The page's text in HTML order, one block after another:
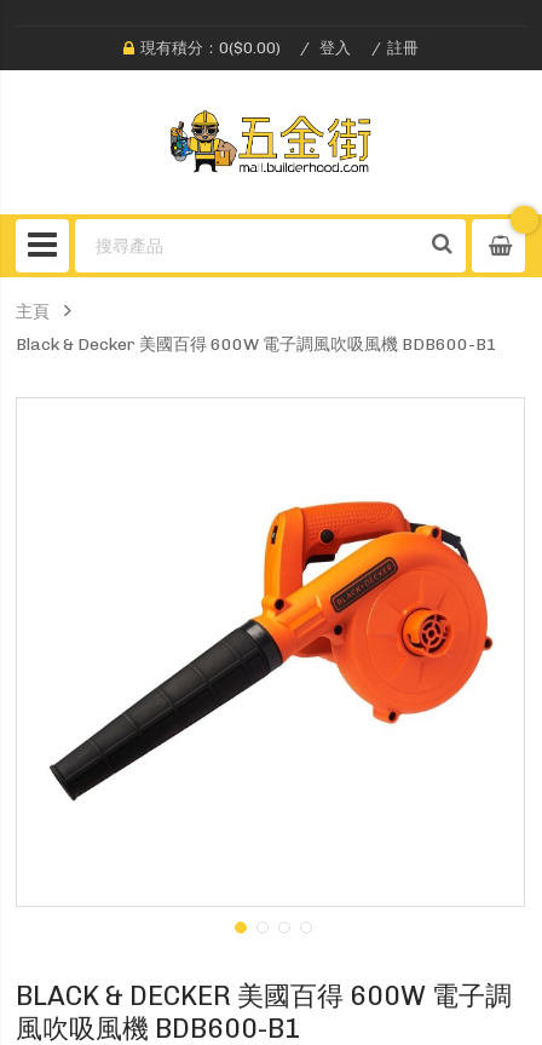
現有積分：0($0.00) 登入 註冊
主頁
Black & Decker 美國百得 600W 電子調風吹吸風機 BDB600-B1
BLACK & DECKER 美國百得 600W 電子調
風吹吸風機 BDB600-B1